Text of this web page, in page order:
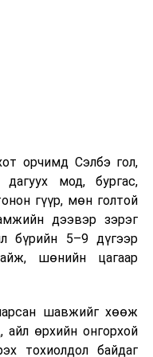
багтаамжтай, 36
өндөртэй долоон
Нийт хөрөнгө
төгрөг бөгөөд
зээлийн
151.0 тэрбумын
бөгөөд 2027 оны 12
бүрэн ашиглалтад
ХХК-ийн техник
орчимд Сэлбэ гол,
мод, бургас,
гүүр, мөн голтой
дээвэр зэрэг
бүрийн 5–9 дүгээр
шөнийн цагаар
шавжийг хөөж
өрхийн онгорхой
тохиолдол байдаг